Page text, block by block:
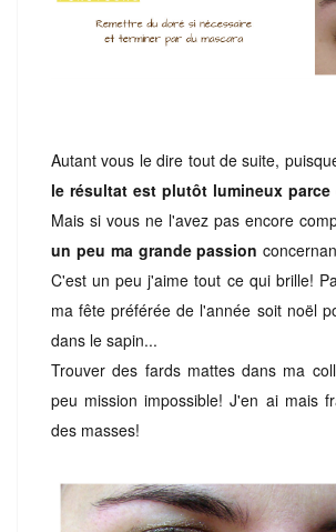
Autant vous le dire tout de suite,
le résultat est plutôt lumineux parce
Mais si vous ne l'avez pas encore
un peu ma grande passion
C'est un peu j'aime tout ce qui brille!
ma fête préférée de l'année soit noël
dans le sapin...
Trouver des fards mattes dans ma
peu mission impossible! J'en ai mais
des masses!